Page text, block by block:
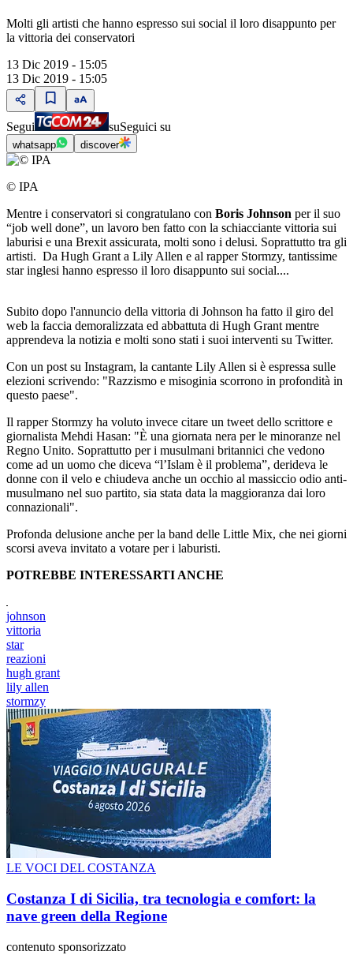
Molti gli artisti che hanno espresso sui social il loro disappunto per
la vittoria dei conservatori
13 Dic 2019 - 15:05
13 Dic 2019 - 15:05
Segui suSeguici su
whatsapp discover
© IPA
Mentre i conservatori si congratulano con Boris Johnson per il suo
“job well done”, un lavoro ben fatto con la schiacciante vittoria sui
laburisi e una Brexit assicurata, molti sono i delusi. Soprattutto tra gli
artisti. Da Hugh Grant a Lily Allen e al rapper Stormzy, tantissime
star inglesi hanno espresso il loro disappunto sui social....
Subito dopo l'annuncio della vittoria di Johnson ha fatto il giro del
web la faccia demoralizzata ed abbattuta di Hugh Grant mentre
apprendeva la notizia e molti sono stati i suoi interventi su Twitter.
Con un post su Instagram, la cantante Lily Allen si è espressa sulle
elezioni scrivendo: "Razzismo e misoginia scorrono in profondità in
questo paese".
Il rapper Stormzy ha voluto invece citare un tweet dello scrittore e
giornalista Mehdi Hasan: "È una giornata nera per le minoranze nel
Regno Unito. Soprattutto per i musulmani britannici che vedono
come ad un uomo che diceva “l’Islam è il problema”, derideva le
donne con il velo e chiudeva anche un occhio al massiccio odio anti-
musulmano nel suo partito, sia stata data la maggioranza dai loro
connazionali".
Profonda delusione anche per la band delle Little Mix, che nei giorni
scorsi aveva invitato a votare per i laburisti.
POTREBBE INTERESSARTI ANCHE
johnson
vittoria
star
reazioni
hugh grant
lily allen
stormzy
LE VOCI DEL COSTANZA
Costanza I di Sicilia, tra tecnologia e comfort: la
nave green della Regione
contenuto sponsorizzato